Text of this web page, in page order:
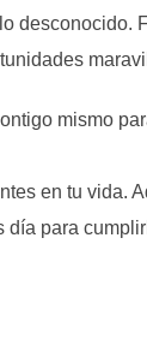
desconocido.
mismo
en tu vida.
día para